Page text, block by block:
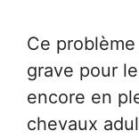
Ce
grave pour
encore en
chevaux